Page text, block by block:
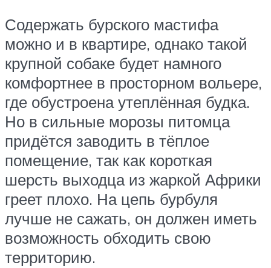
Содержать бурского мастифа
можно и в квартире, однако такой
крупной собаке будет намного
комфортнее в просторном вольере,
где обустроена утеплённая будка.
Но в сильные морозы питомца
придётся заводить в тёплое
помещение, так как короткая
шерсть выходца из жаркой Африки
греет плохо. На цепь бурбуля
лучше не сажать, он должен иметь
возможность обходить свою
территорию.